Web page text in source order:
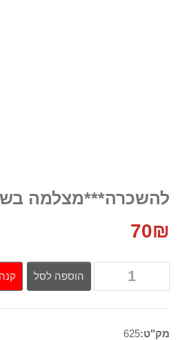
להשכרה***מצלמה
70₪
הוספה לסל
מק"ט:625